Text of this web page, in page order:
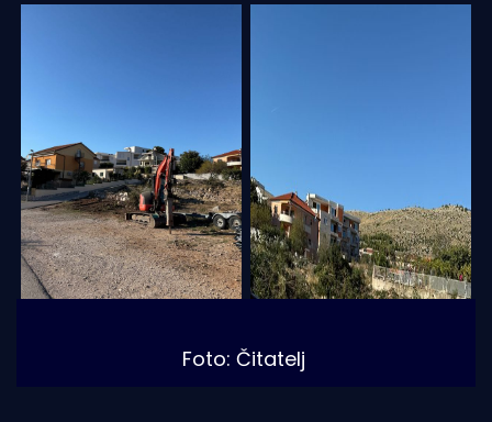
Foto: Čitatelj